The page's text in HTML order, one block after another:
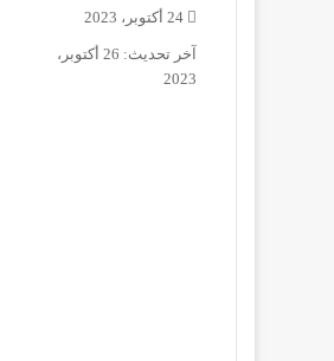
24 أكتوبر، 2023
آخر تحديث: 26 أكتوبر،
2023